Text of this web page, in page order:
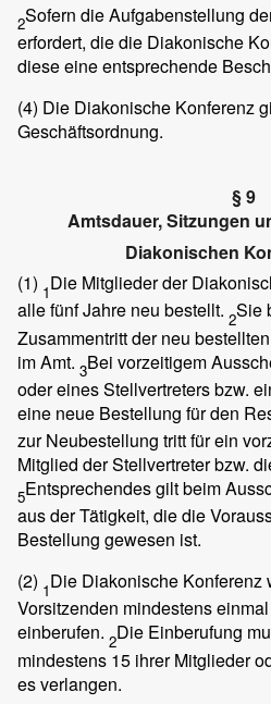
2Sofern die Aufgabenstellung
erfordert, die die Diakonische
diese eine entsprechende
(4) Die Diakonische Konferenz
Geschäftsordnung.
§ 9
Amtsdauer, Sitzungen
Diakonischen
(1) 1Die Mitglieder der
alle fünf Jahre neu bestellt. 2Sie
Zusammentritt der neu
im Amt. 3Bei vorzeitigem
oder eines Stellvertreters bzw.
eine neue Bestellung für den
zur Neubestellung tritt für ein
Mitglied der Stellvertreter bzw.
5Entsprechendes gilt beim
aus der Tätigkeit, die die
Bestellung gewesen ist.
(2) 1Die Diakonische Konferenz
Vorsitzenden mindestens
einberufen. 2Die Einberufung
mindestens 15 ihrer Mitglieder
es verlangen.